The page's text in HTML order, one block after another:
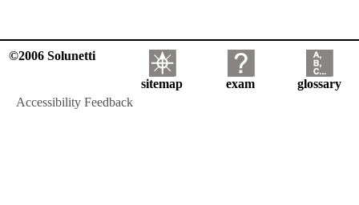
©2006 Solunetti
sitemap exam
glossary
Accessibility Feedback